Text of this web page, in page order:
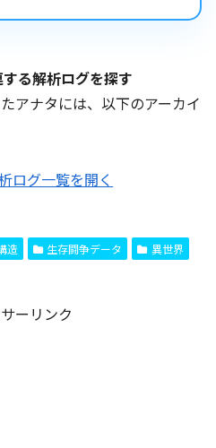
する解析ログを探す
アナタには、以下のアーカイ
ログ一覧を開く
造 生存闘争データ
異世界
ーリンク